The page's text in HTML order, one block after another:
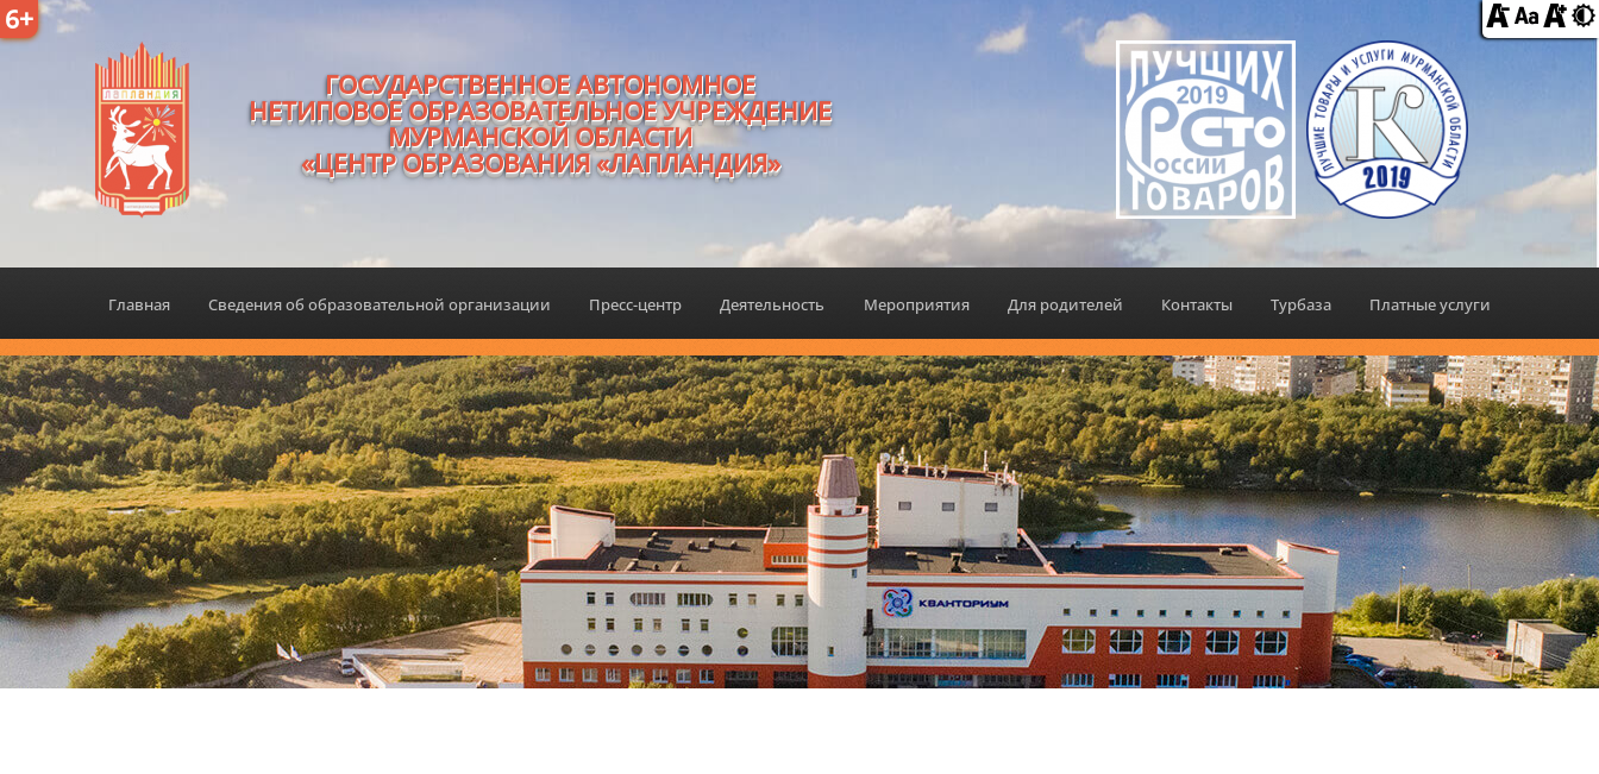
6+
ГОСУДАРСТВЕННОЕ АВТОНОМНОЕ
НЕТИПОВОЕ ОБРАЗОВАТЕЛЬНОЕ УЧРЕЖДЕНИЕ
МУРМАНСКОЙ ОБЛАСТИ
«ЦЕНТР ОБРАЗОВАНИЯ «ЛАПЛАНДИЯ»
Главная Сведения об образовательной организации Пресс-центр Деятельность Мероприятия Для родителей Контакты Турбаза Платные услуги